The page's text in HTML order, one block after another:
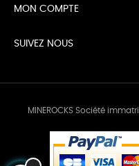
MON COMPTE
SUIVEZ NOUS
MINEROCKS Société